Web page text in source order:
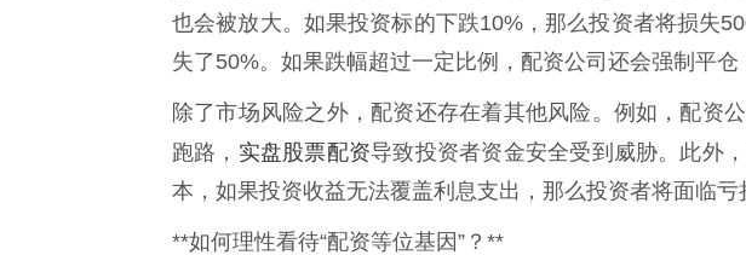
也会被放大。如果投资标的下跌10%，那么投资者将损失
失了50%。如果跌幅超过一定比例，配资公司还会强制平仓
除了市场风险之外，配资还存在着其他风险。例如，配资
跑路， 实盘股票配资导致投资者资金安全受到威胁。此外
本，如果投资收益无法覆盖利息支出，那么投资者将面临亏
**如何理性看待“配资等位基因”？**